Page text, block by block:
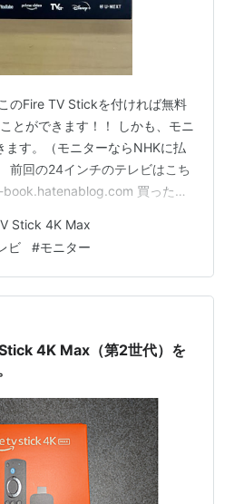
のFire TV Stickを付ければ無料
とができます！！ しかも、モニ
ます。（モニターならNHKに払
前回の24インチのテレビはこち
買ったの
なります。 スマートホーム対
ージが？ お気に入りのコンテ
上※ Alexa対応音声認識リモコン
Stick 4K Max
ビ #モニター
4K Max（第2世代）を